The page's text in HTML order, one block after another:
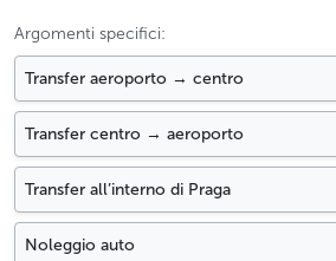
Argomenti specifici:
Transfer aeroporto → centro
Transfer centro → aeroporto
Transfer all’interno di Praga
Noleggio auto